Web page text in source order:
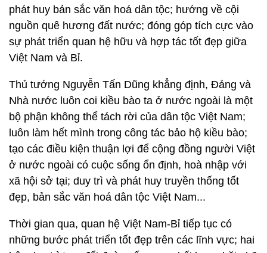
phát huy bản sắc văn hoá dân tộc; hướng về cội
nguồn quê hương đất nước; đóng góp tích cực vào
sự phát triển quan hệ hữu và hợp tác tốt đẹp giữa
Việt Nam và Bỉ.
Thủ tướng Nguyễn Tấn Dũng khẳng định, Đảng và
Nhà nước luôn coi kiều bào ta ở nước ngoài là một
bộ phận không thể tách rời của dân tộc Việt Nam;
luôn làm hết mình trong công tác bảo hộ kiều bào;
tạo các điều kiện thuận lợi để cộng đồng người Việt
ở nước ngoài có cuộc sống ổn định, hoà nhập với
xã hội sở tại; duy trì và phát huy truyền thống tốt
đẹp, bản sắc văn hoá dân tộc Việt Nam...
Thời gian qua, quan hệ Việt Nam-Bỉ tiếp tục có
những bước phát triển tốt đẹp trên các lĩnh vực; hai